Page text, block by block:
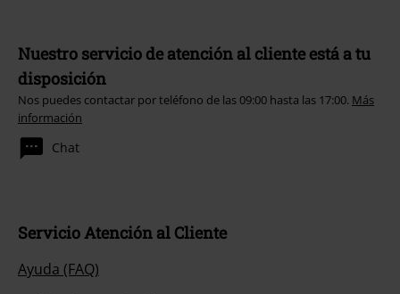
Nuestro servicio de atención al cliente está a tu
disposición
Nos puedes contactar por teléfono de las 09:00 hasta las 17:00. Más
información
Chat
Servicio Atención al Cliente
Ayuda (FAQ)